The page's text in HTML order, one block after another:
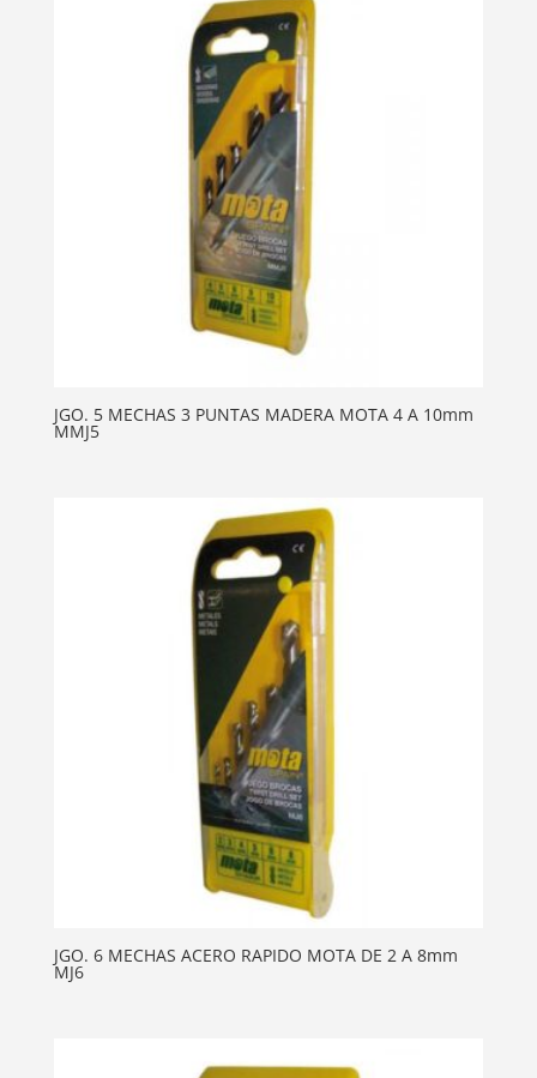
JGO. 5 MECHAS 3 PUNTAS MADERA MOTA 4 A 10mm
MMJ5
JGO. 6 MECHAS ACERO RAPIDO MOTA DE 2 A 8mm
MJ6